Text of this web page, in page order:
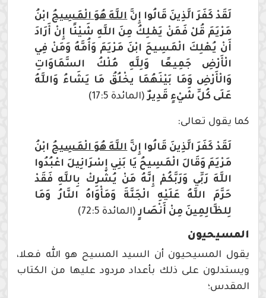
لَقَدْ كَفَرَ الَّذِينَ قَالُوا إِنَّاللَّهَ هُوَ الْمَسِيحُ ابْنُ
مَرْيَمَ قُلْ فَمَنْ يَمْلِكُ مِنَ اللَّهِ شَيْئًا إِنْ أَرَادَ
أَنْ يُهْلِكَ الْمَسِيحَ ابْنَ مَرْيَمَ وَأُمَّهُ وَمَنْ فِي
الْأَرْضِ جَمِيعًا وَلِلَّهِ مُلْكُ السَّمَاوَاتِ
وَالْأَرْضِ وَمَا بَيْنَهُمَا يخْلُقُ مَا يَشَاءُ وَاللَّهُ
عَلَى كُلِّ شَيْءٍ قَدِيرٌ(المائدة 17:5)
كما يقول تعالى:
لَقَدْ كَفَرَ الَّذِينَ قَالُوا إِنَّاللَّهَ هُوَ الْمَسِيحُ ابْنُ
مَرْيَمَ وَقَالَ الْمَسِيحُ يَا بَنِي إِسْرَائِيلَ اعْبُدُوا
اللَّهَ رَبِّي وَرَبَّكُمْ إِنَّهُ مَنْ يُشْرِكْ بِاللَّهِ فَقَدْ
حَرَّمَ اللَّهُ عَلَيْهِ الْجَنَّةَ وَمَأْوَاهُ النَّارُ وَمَا
لِلظَّالِمِينَ مِنْ أَنْصَارٍ (المائدة 72:5)
المسيحيون
يقول المسيحيون أن السيد المسيح هو الله فعلا،
ويستدلون على ذلك بأعداد مردود عليها من الكتاب
المقدس؛